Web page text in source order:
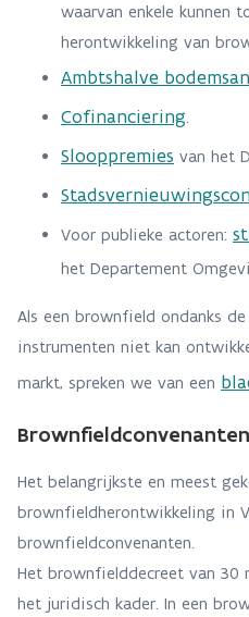
waarvan enkele kunnen
herontwikkeling van
Ambtshalve
Cofinanciering.
Slooppremies van het
Voor publieke actoren:
het Departement
Als een brownfield ondanks
instrumenten niet kan
markt, spreken we van een
Brownfieldconvenanten
Het belangrijkste en meest
brownfieldherontwikkeling in
brownfieldconvenanten.
Het brownfielddecreet van 30
het juridisch kader. In een